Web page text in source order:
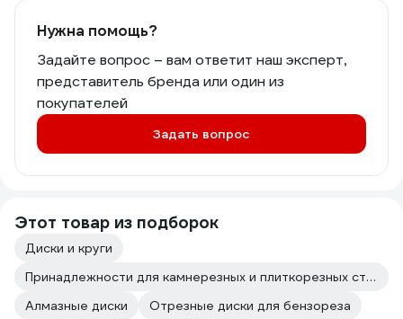
Нужна помощь?
Задайте вопрос – вам ответит наш эксперт,
представитель бренда или один из
покупателей
Задать вопрос
Этот товар из подборок
Диски и круги
Принадлежности для камнерезных и плиткорезных станков
Алмазные диски
Отрезные диски для бензореза